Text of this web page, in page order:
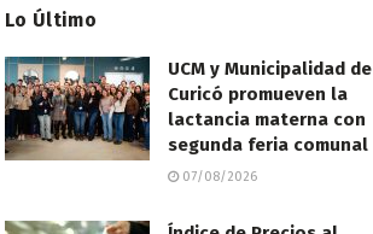
Lo Último
UCM y Municipalidad de
Curicó promueven la
lactancia materna con
segunda feria comunal
07/08/2026